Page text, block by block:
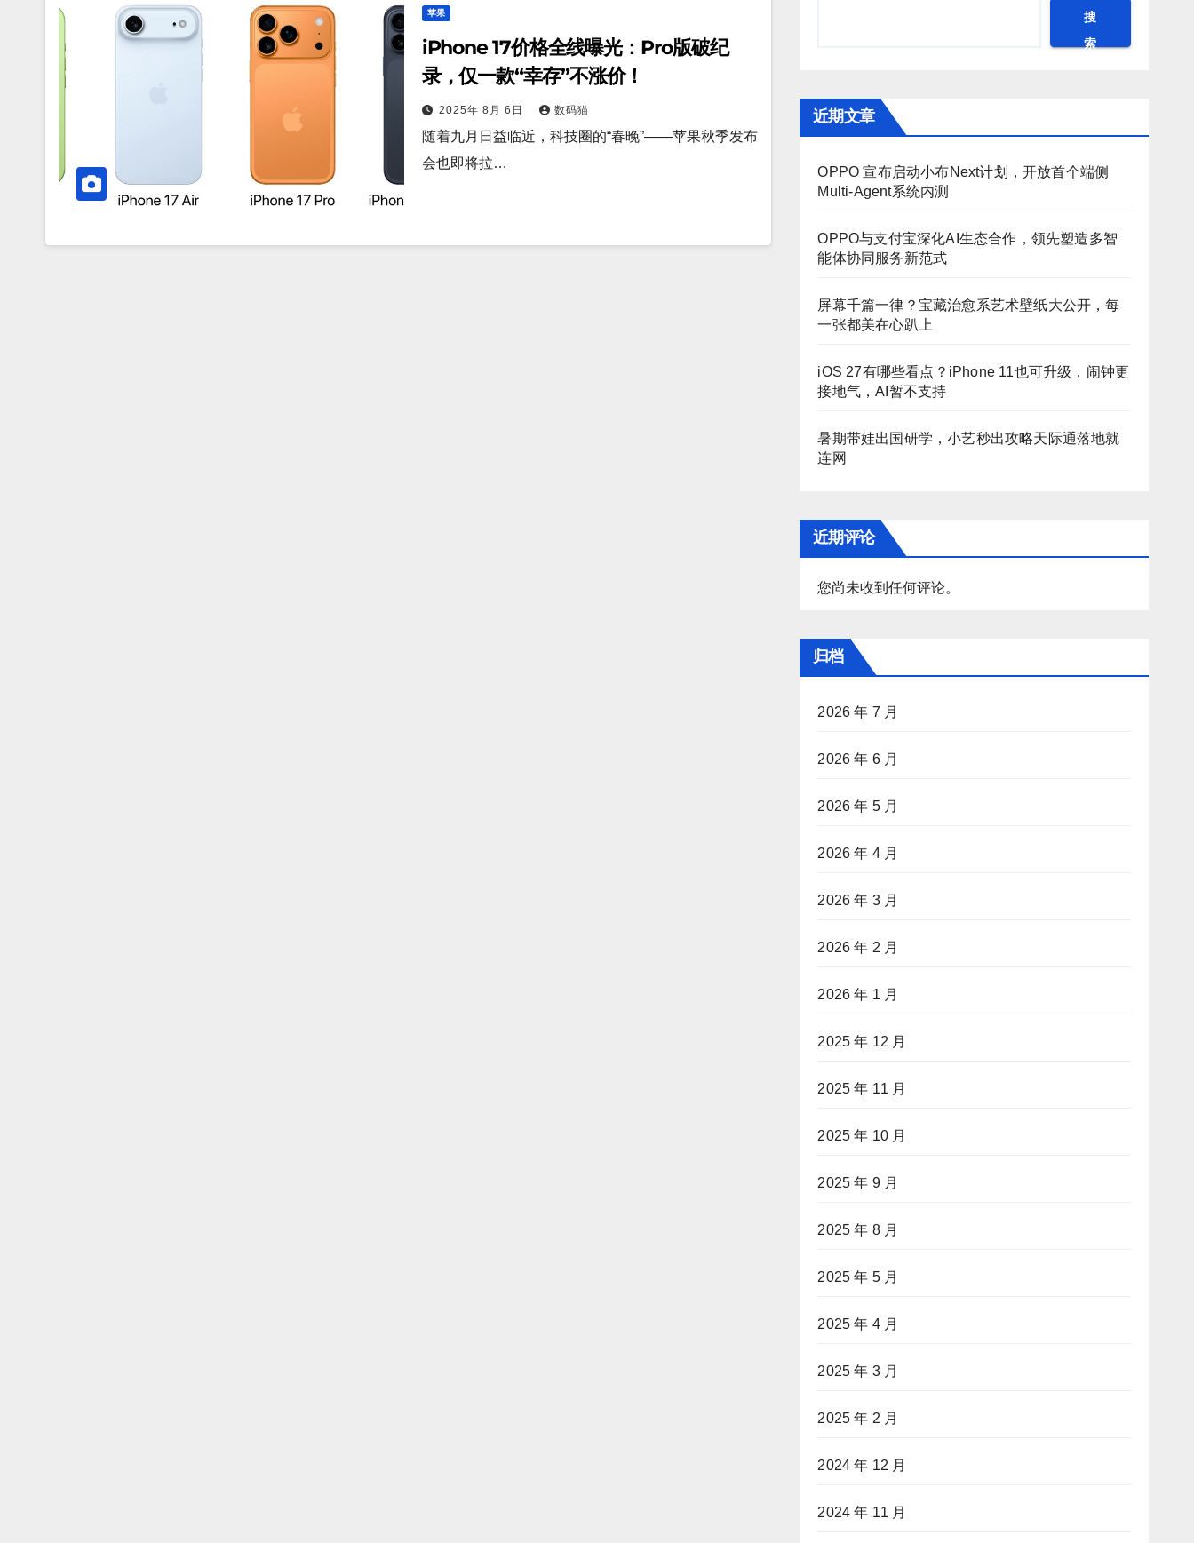
苹果
iPhone 17价格全线曝光：Pro版破纪
录，仅一款“幸存”不涨价！
2025年 8月 6日 数码猫
随着九月日益临近，科技圈的“春晚”——苹果秋季发布
会也即将拉…
搜
索
近期文章
OPPO 宣布启动小布Next计划，开放首个端侧
Multi-Agent系统内测
OPPO与支付宝深化AI生态合作，领先塑造多智
能体协同服务新范式
屏幕千篇一律？宝藏治愈系艺术壁纸大公开，每
一张都美在心趴上
iOS 27有哪些看点？iPhone 11也可升级，闹钟更
接地气，AI暂不支持
暑期带娃出国研学，小艺秒出攻略天际通落地就
连网
近期评论
您尚未收到任何评论。
归档
2026 年 7 月
2026 年 6 月
2026 年 5 月
2026 年 4 月
2026 年 3 月
2026 年 2 月
2026 年 1 月
2025 年 12 月
2025 年 11 月
2025 年 10 月
2025 年 9 月
2025 年 8 月
2025 年 5 月
2025 年 4 月
2025 年 3 月
2025 年 2 月
2024 年 12 月
2024 年 11 月